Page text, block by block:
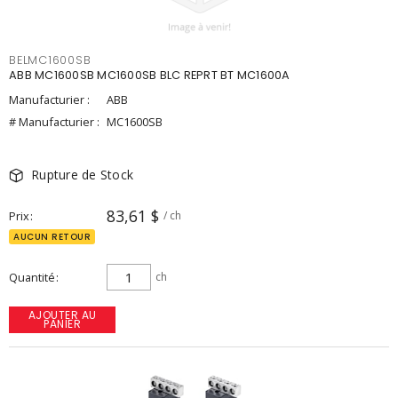
BELMC1600SB
ABB MC1600SB MC1600SB BLC REPRT BT MC1600A
Manufacturier :
ABB
# Manufacturier : MC1600SB
Rupture de Stock
Prix 83,61 $ / ch
AUCUN RETOUR
Quantité ch
AJOUTER AU
PANIER